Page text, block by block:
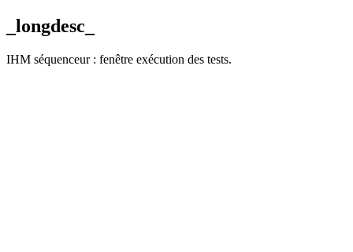
_longdesc_
IHM séquenceur : fenêtre exécution des tests.